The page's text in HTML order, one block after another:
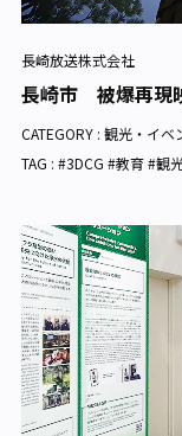
長崎放送株式会社
長崎市 被爆再現
CATEGORY : 観光・イベ
TAG : #3DCG #教育 #観